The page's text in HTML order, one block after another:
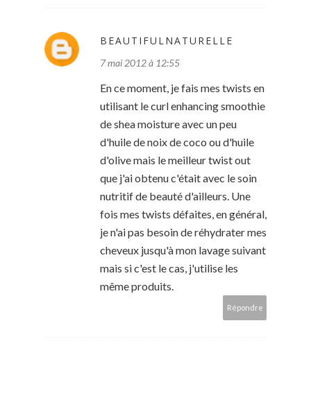
BEAUTIFULNATURELLE
7 mai 2012 à 12:55
En ce moment, je fais mes twists en
utilisant le curl enhancing smoothie
de shea moisture avec un peu
d'huile de noix de coco ou d'huile
d'olive mais le meilleur twist out
que j'ai obtenu c'était avec le soin
nutritif de beauté d'ailleurs. Une
fois mes twists défaites, en général,
je n'ai pas besoin de réhydrater mes
cheveux jusqu'à mon lavage suivant
mais si c'est le cas, j'utilise les
même produits.
Répondre